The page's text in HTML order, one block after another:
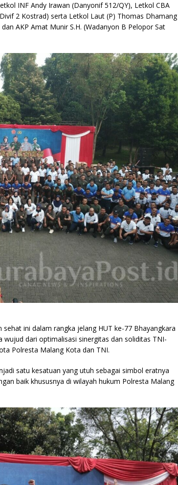
INF Andy Irawan (Danyonif 512/QY), Letkol CBA
2 Kostrad) serta Letkol Laut (P) Thomas Dhamang
AKP Amat Munir S.H. (Wadanyon B Pelopor Sat
ini dalam rangka jelang HUT ke-77 Bhayangkara
wujud dari optimalisasi sinergitas dan soliditas TNI-
Polresta Malang Kota dan TNI.
satu kesatuan yang utuh sebagai simbol eratnya
baik khususnya di wilayah hukum Polresta Malang